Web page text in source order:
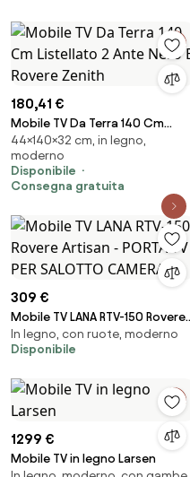
180,41 €
Mobile TV Da Terra 140 Cm
Listellato 2 Ante Nero E Rovere
Zenith
44×140×32 cm, in legno,
moderno
Disponibile
Consegna gratuita
309 €
Mobile TV LANA RTV-150 Rovere
Artisan - PORTA TV PER SALOTTO
CAMERA
In legno, con ruote, moderno
Disponibile
1299 €
Mobile TV in legno Larsen